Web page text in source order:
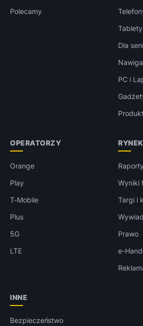
Polecamy
Tablety
Dla
PC i
OPERATORZY
Orange
Play
T-Mobile
Plus
5G
LTE
RYNEK
Wyniki
Targi i
Prawo
e-
INNE
Bezpieczeństwo